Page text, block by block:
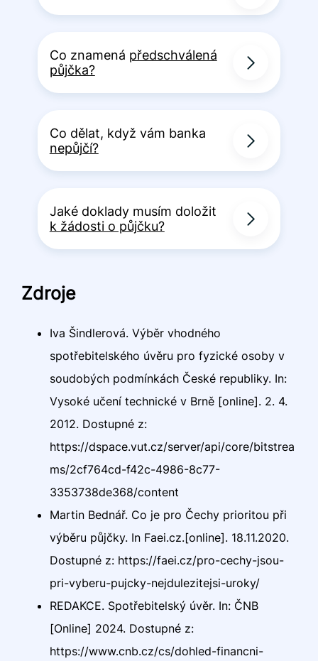
Co znamená předschválená
půjčka?
Co dělat, když vám banka
nepůjčí?
Jaké doklady musím doložit
k žádosti o půjčku?
Zdroje
Iva Šindlerová. Výběr vhodného
spotřebitelského úvěru pro fyzické osoby v
soudobých podmínkách České republiky. In:
Vysoké učení technické v Brně [online]. 2. 4.
2012. Dostupné z:
https://dspace.vut.cz/server/api/core/bitstrea
ms/2cf764cd-f42c-4986-8c77-
3353738de368/content
Martin Bednář. Co je pro Čechy prioritou při
výběru půjčky. In Faei.cz.[online]. 18.11.2020.
Dostupné z: https://faei.cz/pro-cechy-jsou-
pri-vyberu-pujcky-nejdulezitejsi-uroky/
REDAKCE. Spotřebitelský úvěr. In: ČNB
[Online] 2024. Dostupné z:
https://www.cnb.cz/cs/dohled-financni-